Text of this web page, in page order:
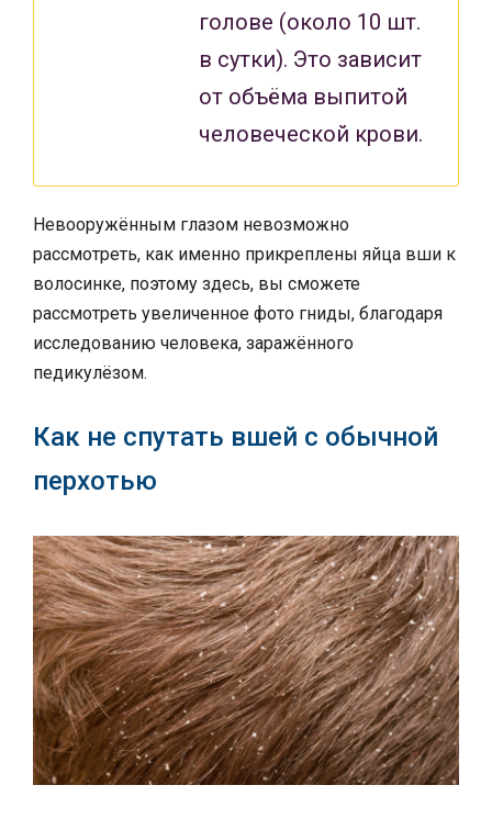
голове (около 10 шт.
в сутки). Это зависит
от объёма выпитой
человеческой крови.
Невооружённым глазом невозможно
рассмотреть, как именно прикреплены яйца вши к
волосинке, поэтому здесь, вы сможете
рассмотреть увеличенное фото гниды, благодаря
исследованию человека, заражённого
педикулёзом.
Как не спутать вшей с обычной
перхотью